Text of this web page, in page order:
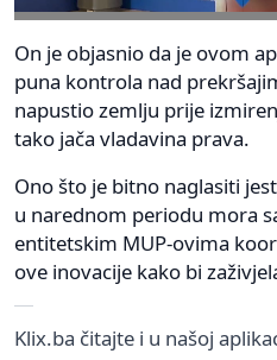
On je objasnio da je ovom
puna kontrola nad
napustio zemlju prije
tako jača vladavina prava.
Ono što je bitno naglasiti
u narednom periodu mora
entitetskim MUP-ovima
ove inovacije kako bi
Klix.ba čitajte i u našoj